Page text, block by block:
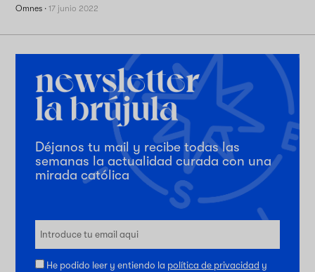
Omnes ·17 junio 2022
Déjanos tu mail y recibe todas las
semanas la actualidad curada con una
mirada católica
He podido leer y entiendo la política de privacidad y